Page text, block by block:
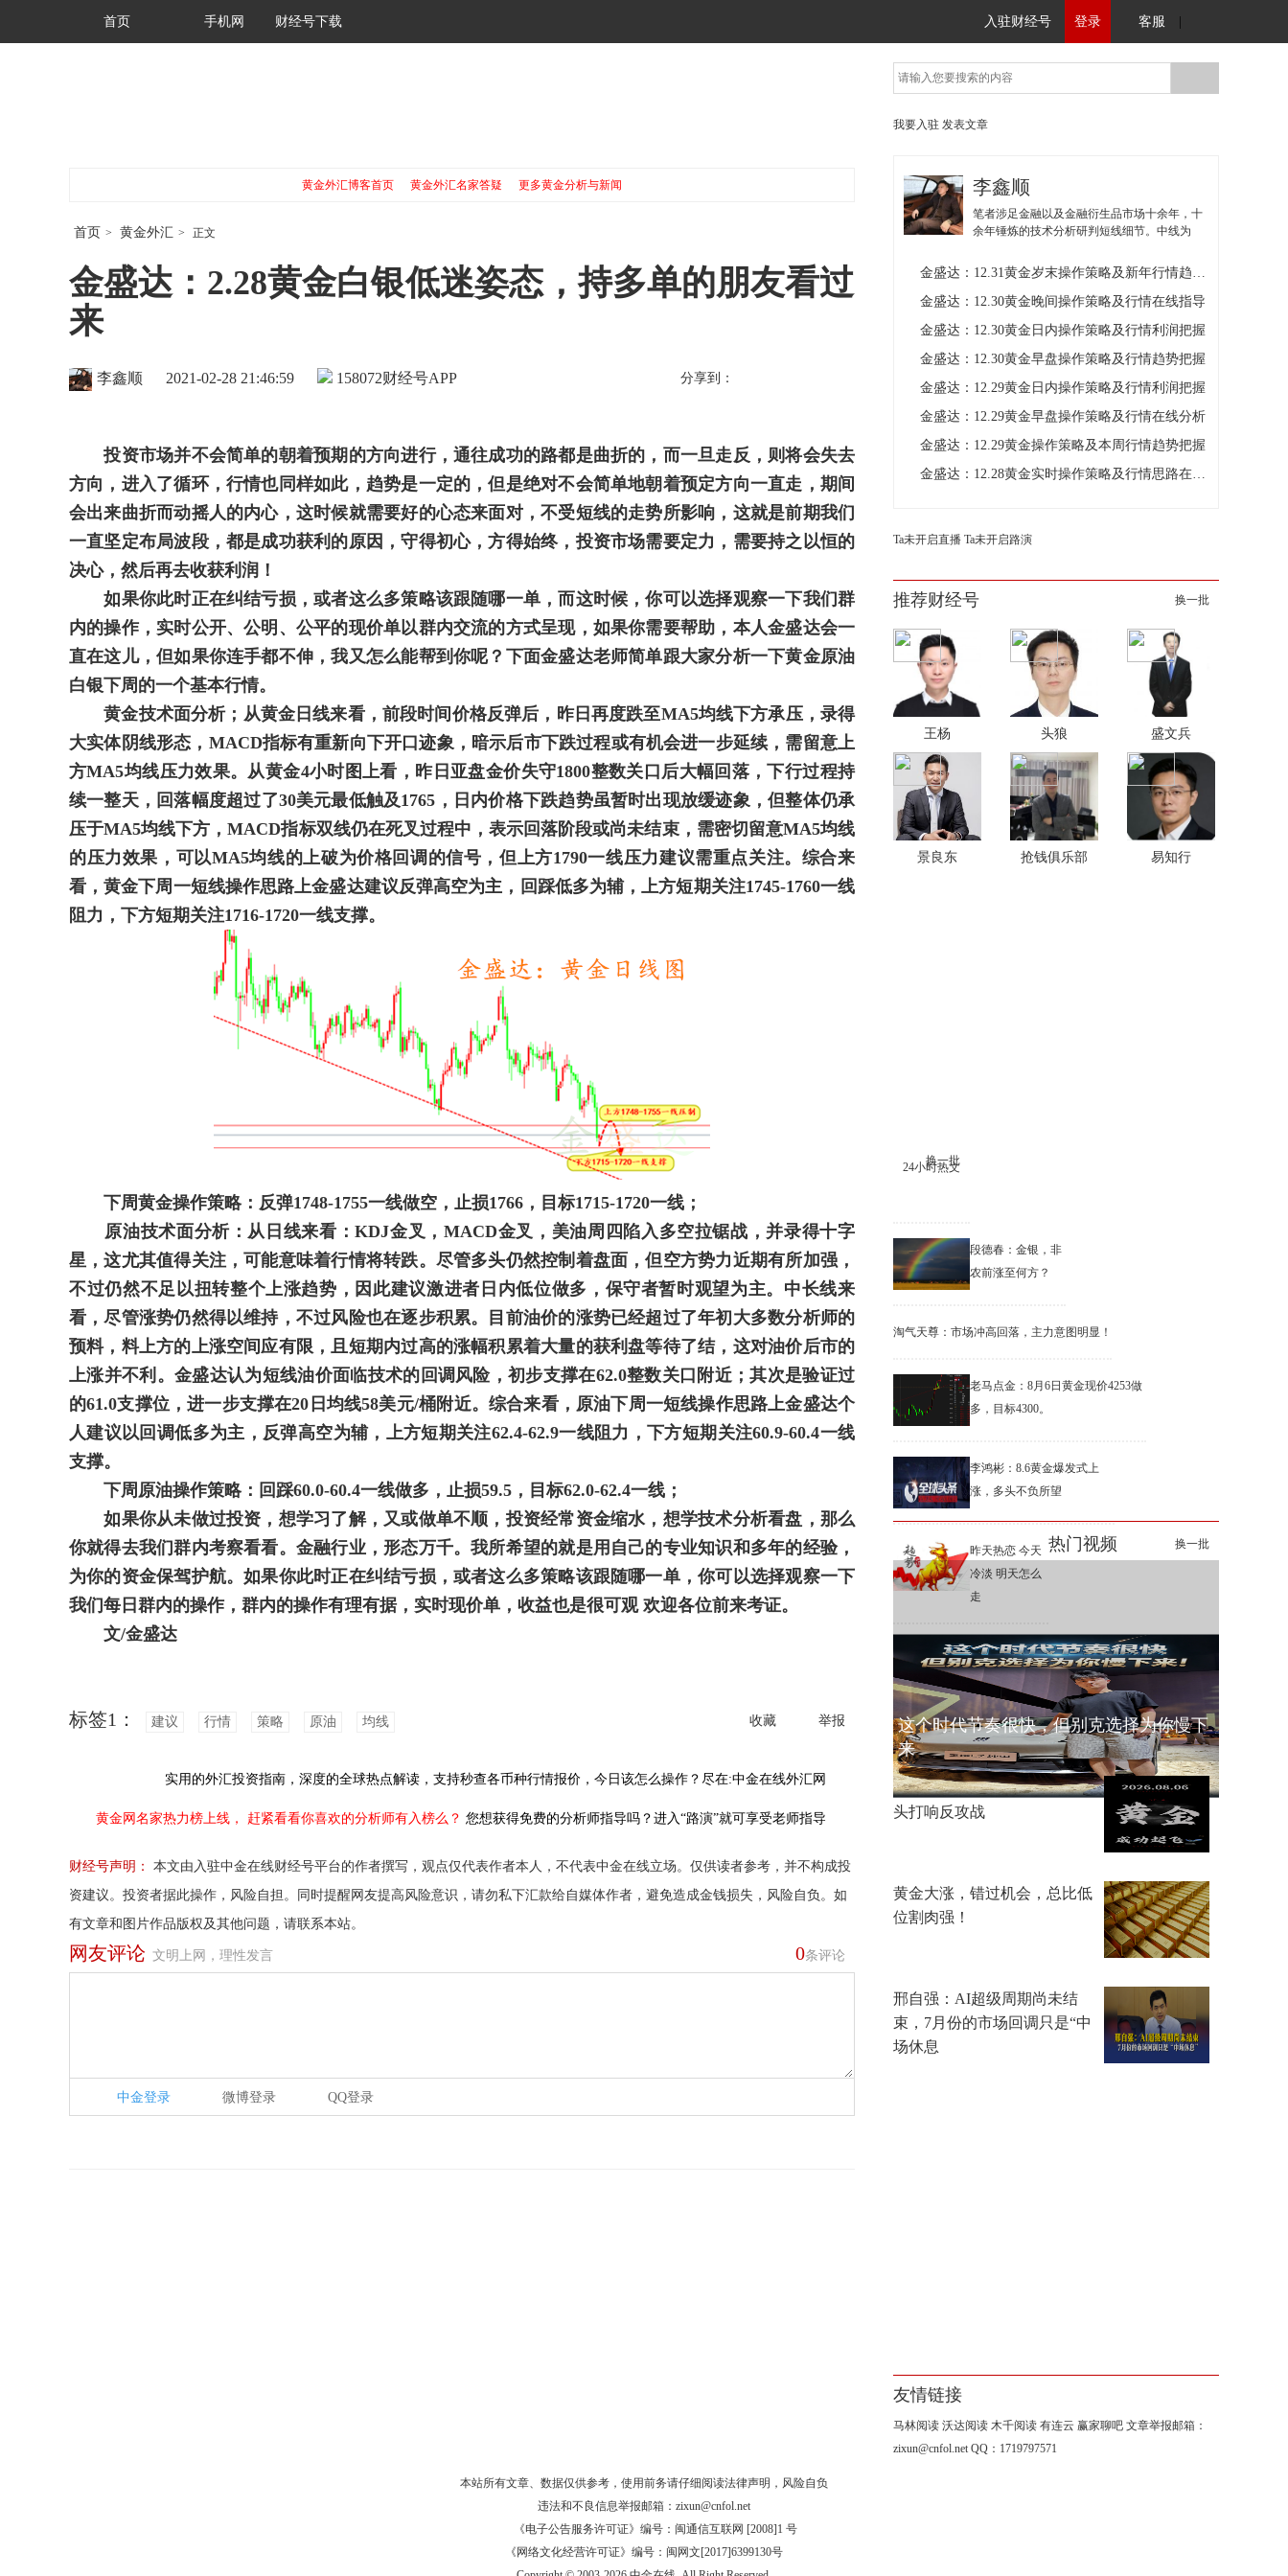
首页 手机网 财经号下载 入驻财经号 登录 客服
黄金外汇博客首页 黄金外汇名家答疑 更多黄金分析与新闻
首页 > 黄金外汇 > 正文
金盛达：2.28黄金白银低迷姿态，持多单的朋友看过
来
财经号APP
李鑫顺 2021-02-28 21:46:59 158072 分享到：
投资市场并不会简单的朝着预期的方向进行，通往成功的路都是曲折的，而一旦走反，则将会失去
方向，进入了循环，行情也同样如此，趋势是一定的，但是绝对不会简单地朝着预定方向一直走，期间
会出来曲折而动摇人的内心，这时候就需要好的心态来面对，不受短线的走势所影响，这就是前期我们
一直坚定布局波段，都是成功获利的原因，守得初心，方得始终，投资市场需要定力，需要持之以恒的
决心，然后再去收获利润！
如果你此时正在纠结亏损，或者这么多策略该跟随哪一单，而这时候，你可以选择观察一下我们群
内的操作，实时公开、公明、公平的现价单以群内交流的方式呈现，如果你需要帮助，本人金盛达会一
直在这儿，但如果你连手都不伸，我又怎么能帮到你呢？下面金盛达老师简单跟大家分析一下黄金原油
白银下周的一个基本行情。
黄金技术面分析；从黄金日线来看，前段时间价格反弹后，昨日再度跌至MA5均线下方承压，录得
大实体阴线形态，MACD指标有重新向下开口迹象，暗示后市下跌过程或有机会进一步延续，需留意上
方MA5均线压力效果。从黄金4小时图上看，昨日亚盘金价失守1800整数关口后大幅回落，下行过程持
续一整天，回落幅度超过了30美元最低触及1765，日内价格下跌趋势虽暂时出现放缓迹象，但整体仍承
压于MA5均线下方，MACD指标双线仍在死叉过程中，表示回落阶段或尚未结束，需密切留意MA5均线
的压力效果，可以MA5均线的上破为价格回调的信号，但上方1790一线压力建议需重点关注。综合来
看，黄金下周一短线操作思路上金盛达建议反弹高空为主，回踩低多为辅，上方短期关注1745-1760一线
阻力，下方短期关注1716-1720一线支撑。
下周黄金操作策略：反弹1748-1755一线做空，止损1766，目标1715-1720一线；
原油技术面分析：从日线来看：KDJ金叉，MACD金叉，美油周四陷入多空拉锯战，并录得十字
星，这尤其值得关注，可能意味着行情将转跌。尽管多头仍然控制着盘面，但空方势力近期有所加强，
不过仍然不足以扭转整个上涨趋势，因此建议激进者日内低位做多，保守者暂时观望为主。中长线来
看，尽管涨势仍然得以维持，不过风险也在逐步积累。目前油价的涨势已经超过了年初大多数分析师的
预料，料上方的上涨空间应有限，且短期内过高的涨幅积累着大量的获利盘等待了结，这对油价后市的
上涨并不利。金盛达认为短线油价面临技术的回调风险，初步支撑在62.0整数关口附近；其次是验证过
的61.0支撑位，进一步支撑在20日均线58美元/桶附近。综合来看，原油下周一短线操作思路上金盛达个
人建议以回调低多为主，反弹高空为辅，上方短期关注62.4-62.9一线阻力，下方短期关注60.9-60.4一线
支撑。
下周原油操作策略：回踩60.0-60.4一线做多，止损59.5，目标62.0-62.4一线；
如果你从未做过投资，想学习了解，又或做单不顺，投资经常资金缩水，想学技术分析看盘，那么
你就得去我们群内考察看看。金融行业，形态万千。我所希望的就是用自己的专业知识和多年的经验，
为你的资金保驾护航。如果你此时正在纠结亏损，或者这么多策略该跟随哪一单，你可以选择观察一下
我们每日群内的操作，群内的操作有理有据，实时现价单，收益也是很可观 欢迎各位前来考证。
文/金盛达
收藏 举报
标签1： 建议 行情 策略 原油 均线
实用的外汇投资指南， 深度的全球热点解读， 支持秒查各币种行情报价，今日该怎么操作？尽在:中金在线外汇网
黄金网名家热力榜上线， 赶紧看看你喜欢的分析师有入榜么？ 您想获得免费的分析师指导吗？进入“路演”就可享受老师指导
财经号声明：
本文由入驻中金在线财经号平台的作者撰写，观点仅代表作者本人，不代表中金在线立场。仅供读者参考，并不构成投
资建议。投资者据此操作，风险自担。同时提醒网友提高风险意识，请勿私下汇款给自媒体作者，避免造成金钱损失，风险自负。如
有文章和图片作品版权及其他问题，请联系本站。
0条评论
网友评论 文明上网，理性发言
中金登录 微博登录 QQ登录
我要入驻 发表文章
李鑫顺
笔者涉足金融以及金融衍生品市场十余年，十
余年锤炼的技术分析研判短线细节。中线为
本人用心写好每一段分析，传递有价值的投资
指导经验丰富，提倡授之以渔的投资技巧。朋
友圈更新趋势分析和操作思路，把握不住行情
分钟布局，需帮助的朋友可添加本人！
金盛达：12.31黄金岁末操作策略及新年行情趋势分析
金盛达：12.30黄金晚间操作策略及行情在线指导
金盛达：12.30黄金日内操作策略及行情利润把握
金盛达：12.30黄金早盘操作策略及行情趋势把握
金盛达：12.29黄金日内操作策略及行情利润把握
金盛达：12.29黄金早盘操作策略及行情在线分析
金盛达：12.29黄金操作策略及本周行情趋势把握
金盛达：12.28黄金实时操作策略及行情思路在线分析
Ta未开启直播 Ta未开启路演
推荐财经号 换一批
王杨 头狼 盛文兵
景良东 抢钱俱乐部 易知行
24小时热文
换一批
段德春：金银，非
农前涨至何方？
淘气天尊：市场冲高回落，主力意图明显！
老马点金：8月6日黄金现价4253做
多，目标4300。
李鸿彬：8.6黄金爆发式上
涨，多头不负所望
昨天热恋 今天
冷淡 明天怎么
走
热门视频 换一批
这个时代节奏很快，但别克选择为你慢下
来
李鸿彬：8.6黄金成功起飞，多
头打响反攻战
黄金大涨，错过机会，总比低
位割肉强！
邢自强：AI超级周期尚未结
束，7月份的市场回调只是“中
场休息
友情链接
马林阅读 沃达阅读 木千阅读 有连云 赢家聊吧 文章举报邮箱：
zixun@cnfol.net QQ：1719797571
本站所有文章、数据仅供参考，使用前务请仔细阅读法律声明 ，风险自负
违法和不良信息举报邮箱： zixun@cnfol.net
《电子公告服务许可证》编号：闽通信互联网 [2008]1 号
《网络文化经营许可证》编号：闽网文[2017]6399130号